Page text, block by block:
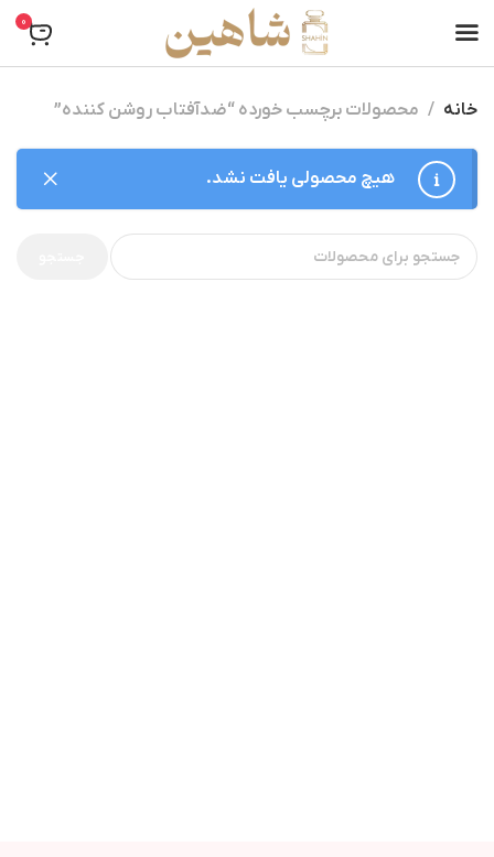
0
خانه محصولات برچسب خورده “ضدآفتاب روشن کننده”
هیچ محصولی یافت نشد.